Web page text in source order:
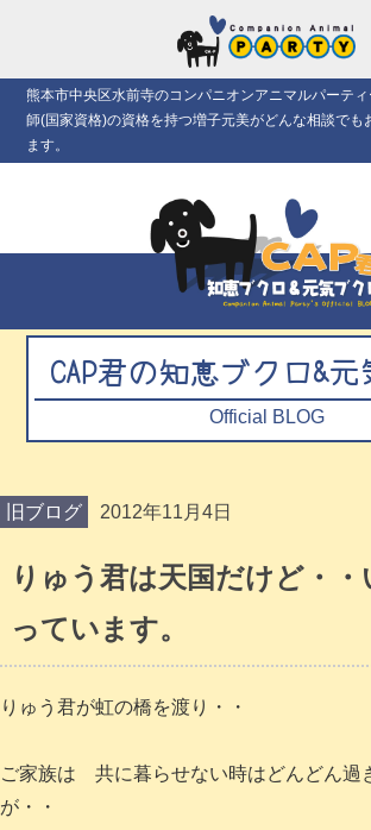
熊本市中央区水前寺のコンパニオンアニマルパーテ
師(国家資格)の資格を持つ増子元美がどんな相談でも
ます。
CAP君の知恵ブクロ&
Official BLOG
旧ブログ 2012年11月4日
りゅう君は天国だけど・
っています。
りゅう君が虹の橋を渡り・・
ご家族は 共に暮らせない時はどんどん過
が・・